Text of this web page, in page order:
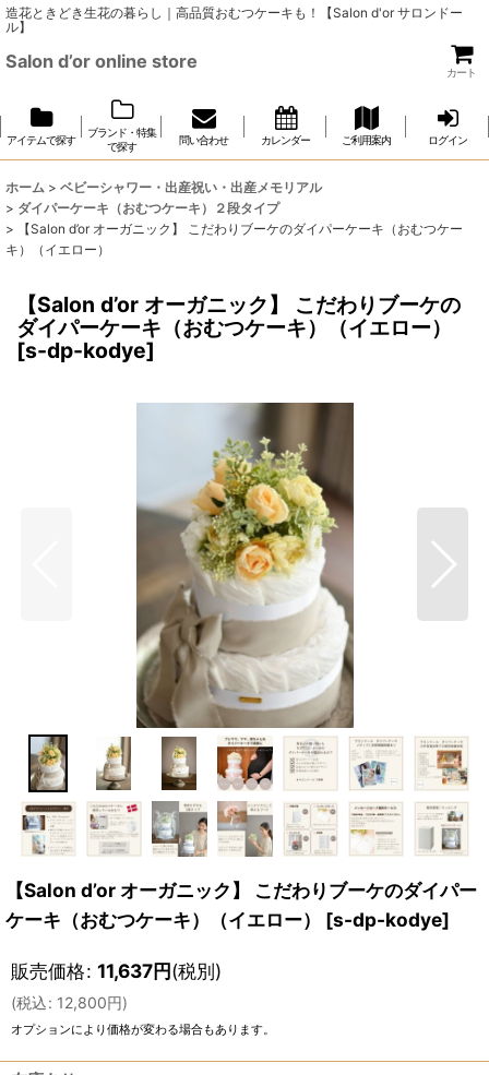
造花ときどき生花の暮らし｜高品質おむつケーキも！【Salon d'or サロンドー
ル】
Salon d’or online store
カート
アイテムで探す
ブランド・特集
で探す
問い合わせ カレンダー ご利用案内 ログイン
ホーム > ベビーシャワー・出産祝い・出産メモリアル
> ダイパーケーキ（おむつケーキ）２段タイプ
>
【Salon d’or オーガニック】 こだわりブーケのダイパーケーキ（おむつケー
キ）（イエロー）
【Salon d’or オーガニック】 こだわりブーケの
ダイパーケーキ（おむつケーキ）（イエロー）
[s-dp-kodye]
【Salon d’or オーガニック】 こだわりブーケのダイパー
ケーキ（おむつケーキ）（イエロー）
[s-dp-kodye]
販売価格: 11,637円(税別)
(税込: 12,800円)
オプションにより価格が変わる場合もあります。